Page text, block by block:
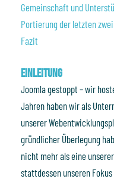
Gemeinschaft und
Portierung der letzten
Fazit
Einleitung
Joomla gestoppt – wir
Jahren haben wir als
unserer
gründlicher Überlegung
nicht mehr als eine
stattdessen unseren